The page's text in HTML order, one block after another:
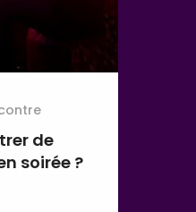
de
soirée ?